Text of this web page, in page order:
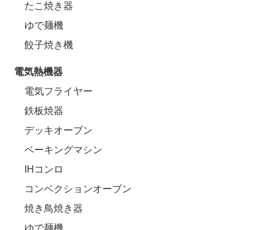
たこ焼き器
ゆで麺機
餃子焼き機
電気熱機器
電気フライヤー
鉄板焼器
デッキオーブン
ベーキングマシン
IHコンロ
コンベクションオーブン
焼き鳥焼き器
ゆで麺機